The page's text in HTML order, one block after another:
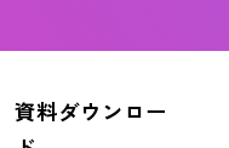
資料ダウンロー